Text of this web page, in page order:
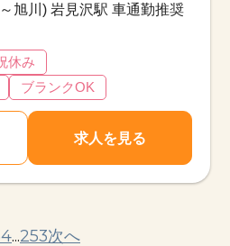
旭川) 岩見沢駅 車通勤推奨
休み
ブランクOK
求人を見る
4...253次へ